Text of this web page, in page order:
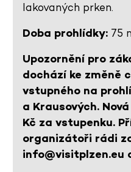
lakovaných prken.
Doba prohlídky: 75
Upozornění pro
dochází ke změně
vstupného na
a Krausových.
Kč za vstupenku.
organizátoři rádi
info@visitplzen.eu